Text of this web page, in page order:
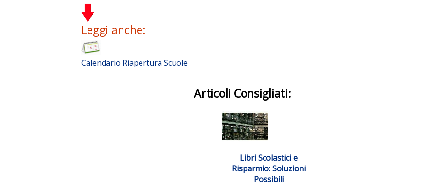
Leggi anche:
Calendario Riapertura Scuole
Articoli Consigliati:
Libri Scolastici e
Risparmio: Soluzioni
Possibili